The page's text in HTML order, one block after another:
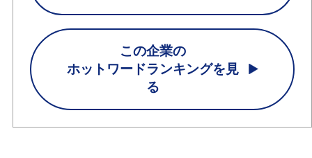
この企業の
ホットワードランキングを見
る